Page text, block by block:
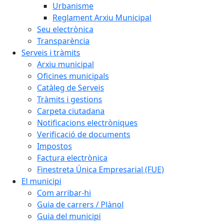
Urbanisme
Reglament Arxiu Municipal
Seu electrònica
Transparència
Serveis i tràmits
Arxiu municipal
Oficines municipals
Catàleg de Serveis
Tràmits i gestions
Carpeta ciutadana
Notificacions electròniques
Verificació de documents
Impostos
Factura electrònica
Finestreta Única Empresarial (FUE)
El municipi
Com arribar-hi
Guia de carrers / Plànol
Guia del municipi